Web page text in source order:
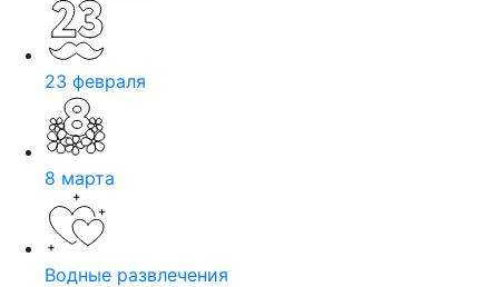
23 февраля
8 марта
Водные развлечения